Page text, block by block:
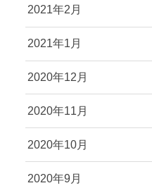
2021年2月
2021年1月
2020年12月
2020年11月
2020年10月
2020年9月